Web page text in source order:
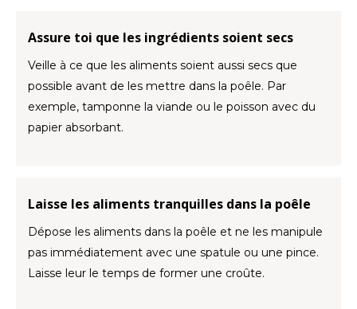
Assure toi que les ingrédients soient secs
Veille à ce que les aliments soient aussi secs que
possible avant de les mettre dans la poêle. Par
exemple, tamponne la viande ou le poisson avec du
papier absorbant.
Laisse les aliments tranquilles dans la poêle
Dépose les aliments dans la poêle et ne les manipule
pas immédiatement avec une spatule ou une pince.
Laisse leur le temps de former une croûte.